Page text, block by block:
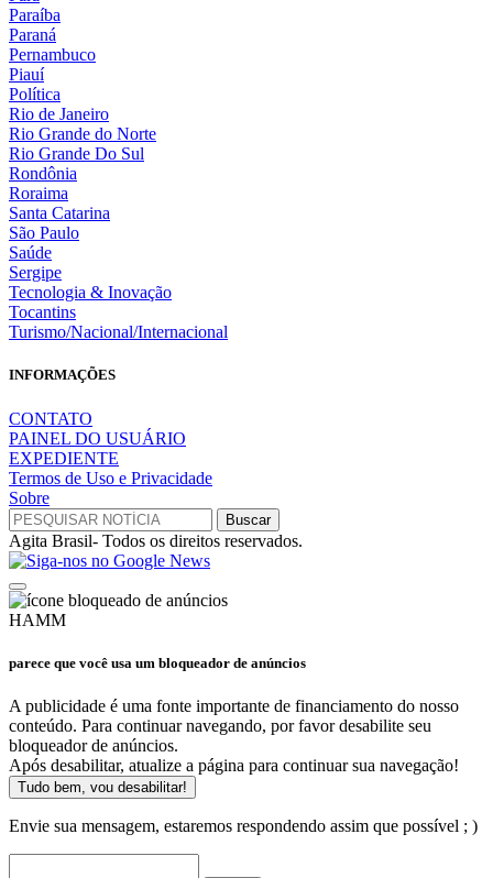
Paraíba
Paraná
Pernambuco
Piauí
Política
Rio de Janeiro
Rio Grande do Norte
Rio Grande Do Sul
Rondônia
Roraima
Santa Catarina
São Paulo
Saúde
Sergipe
Tecnologia & Inovação
Tocantins
Turismo/Nacional/Internacional
INFORMAÇÕES
CONTATO
PAINEL DO USUÁRIO
EXPEDIENTE
Termos de Uso e Privacidade
Sobre
Agita Brasil- Todos os direitos reservados.
HAMM
parece que você usa um bloqueador de anúncios
A publicidade é uma fonte importante de financiamento do nosso
conteúdo. Para continuar navegando, por favor desabilite seu
bloqueador de anúncios.
Após desabilitar, atualize a página para continuar sua navegação!
Tudo bem, vou desabilitar!
Envie sua mensagem, estaremos respondendo assim que possível ; )